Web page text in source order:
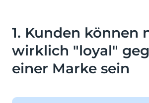
1. Kunden können
wirklich "loyal"
einer Marke sein